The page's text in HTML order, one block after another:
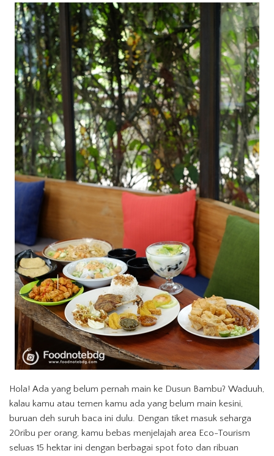
Hola! Ada yang belum pernah main ke Dusun Bambu? Waduuh,
kalau kamu atau temen kamu ada yang belum main kesini,
buruan deh suruh baca ini dulu. Dengan tiket masuk seharga
20ribu per orang, kamu bebas menjelajah area Eco-Tourism
seluas 15 hektar ini dengan berbagai spot foto dan ribuan